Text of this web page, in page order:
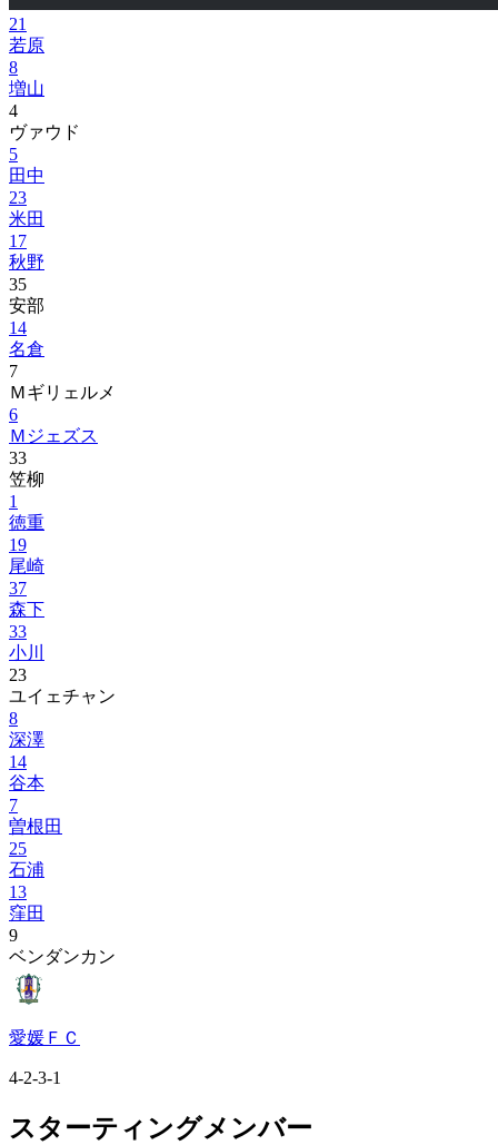
21
若原
8
増山
4
ヴァウド
5
田中
23
米田
17
秋野
35
安部
14
名倉
7
Ｍギリェルメ
6
Ｍジェズス
33
笠柳
1
徳重
19
尾崎
37
森下
33
小川
23
ユイェチャン
8
深澤
14
谷本
7
曽根田
25
石浦
13
窪田
9
ベンダンカン
愛媛ＦＣ
4-2-3-1
スターティングメンバー